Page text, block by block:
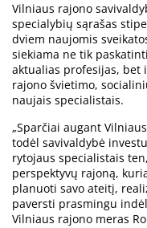
Vilniaus rajono
specialybių sąrašas
dviem naujomis
siekiama ne tik
aktualias profesijas, bet
rajono švietimo,
naujais specialistais.
„Sparčiai augant
todėl savivaldybė
rytojaus specialistais
perspektyvų rajoną,
planuoti savo ateitį,
paversti prasmingu
Vilniaus rajono meras